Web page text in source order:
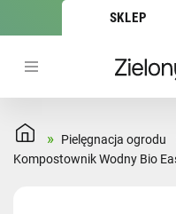
SKLEP
» Pielęgnacja ogrodu
Kompostownik Wodny Bio